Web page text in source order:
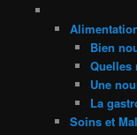
Bien
Quelles
Une
La
Soins et